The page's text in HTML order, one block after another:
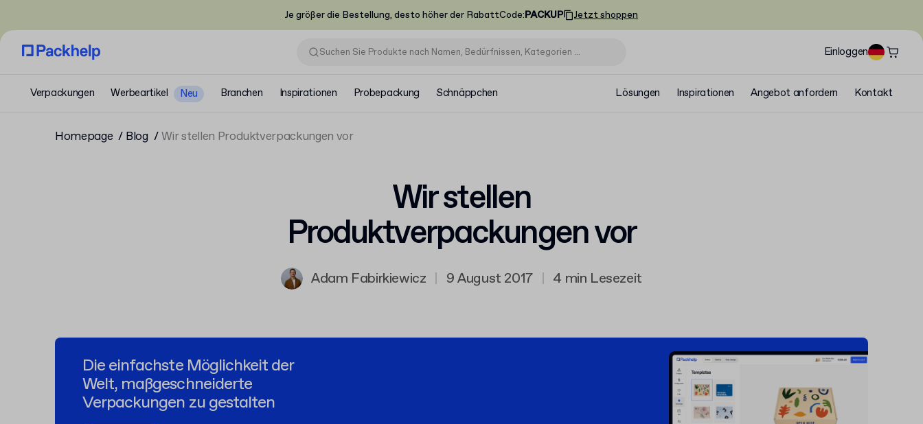
Je größer die Bestellung, desto höher der RabattCode:PACKUP Jetzt shoppen
Einloggen
Verpackungen Werbeartikel Neu Branchen Inspirationen Probepackung Schnäppchen Lösungen Inspirationen Angebot anfordern Kontakt
Homepage Blog Wir stellen Produktverpackungen vor
Wir stellen
Produktverpackungen vor
Adam Fabirkiewicz | 9 August 2017 | 4 min Lesezeit
Die einfachste Möglichkeit der
Welt, maßgeschneiderte
Verpackungen zu gestalten